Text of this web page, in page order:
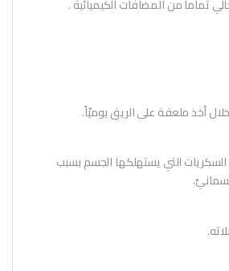
تماما من المضافات الكيميائية .
أخذ ملعقة على الريق يوميّاً.
التي يستهلكها الجسم بسبب